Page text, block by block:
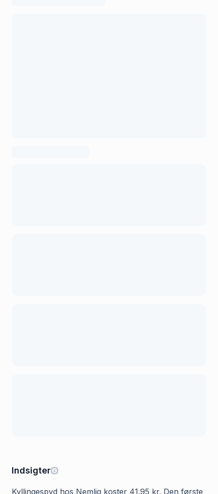
Indsigter
Kyllingespyd hos Nemlig koster 41.95 kr. Den første